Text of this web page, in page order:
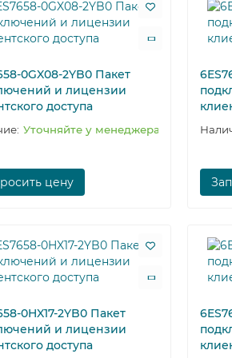
0GX08-2YB0 Пакет
и лицензии
доступа
Уточняйте у менеджера
цену
0HX17-2YB0 Пакет
и лицензии
доступа